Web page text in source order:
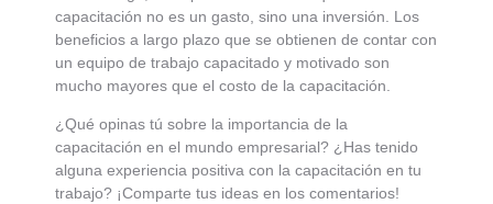
capacitación no es un gasto, sino una inversión. Los
beneficios a largo plazo que se obtienen de contar con
un equipo de trabajo capacitado y motivado son
mucho mayores que el costo de la capacitación.
¿Qué opinas tú sobre la importancia de la
capacitación en el mundo empresarial? ¿Has tenido
alguna experiencia positiva con la capacitación en tu
trabajo? ¡Comparte tus ideas en los comentarios!